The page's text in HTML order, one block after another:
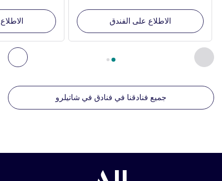
السابق - منشآتنا الأخرى القريبة
الصفحة
الاطلاع على الفندق
جميع فنادقنا في فنادق في شاتيلرو